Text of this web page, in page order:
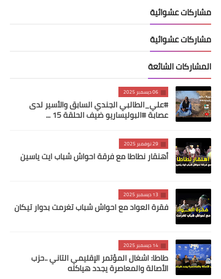
مشاركات عشوائية
مشاركات عشوائية
المشاركات الشائعة
06 ديسمبر 2025
#علي_الطالبي الجندي السابق والأسير لدى
عصابة #البوليساريو ضيف الحلقة 15 ...
29 نوفمبر 2025
أهنقار نطاطا مع فرقة احواش شباب ايت ياسين
13 ديسمبر 2025
فقرة العواد مع احواش شباب تغرمت بدوار تيكان
14 ديسمبر 2025
طاطا: اشغال المؤتمر الإقليمي التاني ..حزب
الأصالة والمعاصرة يجدد هياكله